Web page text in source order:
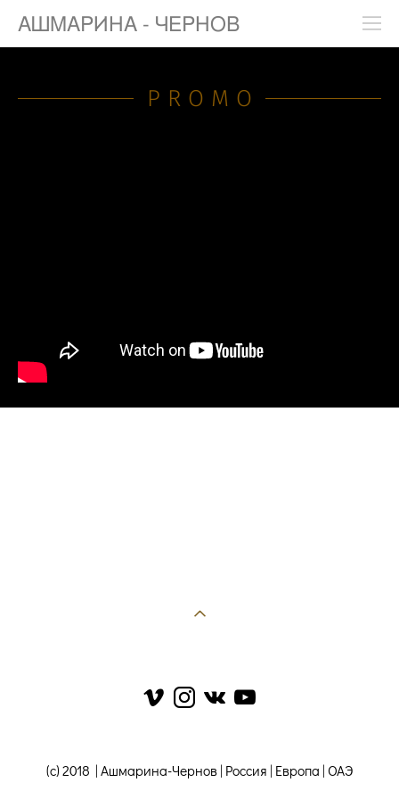
АШМАРИНА - ЧЕРНОВ
PROMO
(c) 2018 | Ашмарина-Чернов | Россия | Европа | ОАЭ